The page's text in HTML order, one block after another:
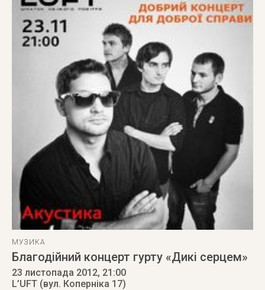
МУЗИКА
Благодійний концерт гурту «Дикі серцем»
23 листопада 2012, 21:00
L’UFT (вул. Коперніка 17)